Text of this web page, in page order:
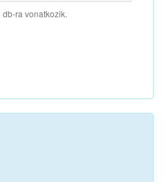
ra vonatkozik.